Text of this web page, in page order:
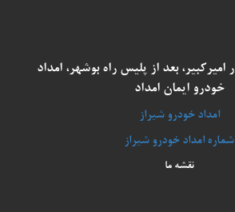
امیرکبیر، بعد از پلیس راه بوشهر، امداد
خودرو ایمان امداد
امداد خودرو شیراز
شماره امداد خودرو شیراز
نقشه ما